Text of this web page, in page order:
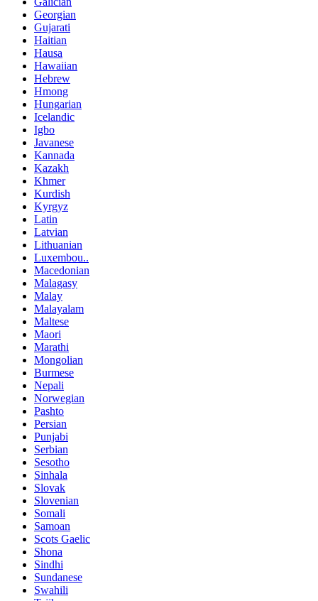
Georgian
Gujarati
Haitian
Hausa
Hawaiian
Hebrew
Hmong
Hungarian
Icelandic
Igbo
Javanese
Kannada
Kazakh
Khmer
Kurdish
Kyrgyz
Latin
Latvian
Lithuanian
Luxembou..
Macedonian
Malagasy
Malay
Malayalam
Maltese
Maori
Marathi
Mongolian
Burmese
Nepali
Norwegian
Pashto
Persian
Punjabi
Serbian
Sesotho
Sinhala
Slovak
Slovenian
Somali
Samoan
Scots Gaelic
Shona
Sindhi
Sundanese
Swahili